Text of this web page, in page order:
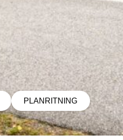
PLANRITNING